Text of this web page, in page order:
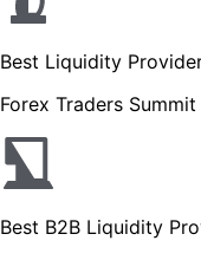
Best Liquidity
Forex Traders
Best B2B Liquidity